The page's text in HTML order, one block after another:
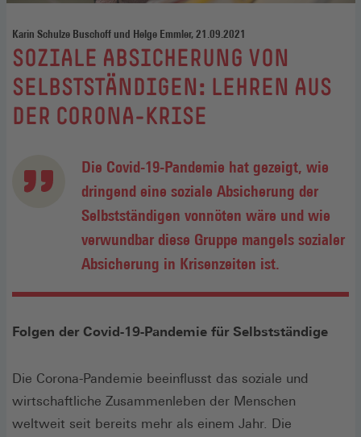
Karin Schulze Buschoff und Helge Emmler, 21.09.2021
:
SOZIALE ABSICHERUNG VON
SELBSTSTÄNDIGEN: LEHREN AUS
DER CORONA-KRISE
Die Covid-19-Pandemie hat gezeigt, wie
dringend eine soziale Absicherung der
Selbstständigen vonnöten wäre und wie
verwundbar diese Gruppe mangels sozialer
Absicherung in Krisenzeiten ist.
Folgen der Covid-19-Pandemie für Selbstständige
Die Corona-Pandemie beeinflusst das soziale und
wirtschaftliche Zusammenleben der Menschen
weltweit seit bereits mehr als einem Jahr. Die